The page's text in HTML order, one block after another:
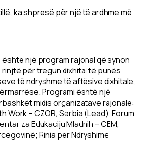
ka shpresë për një të ardhme më
është një program rajonal që synon
për tregun dixhital të punës
të ndryshme të aftësive dixhitale,
Programi është një
midis organizatave rajonale:
Work – CZOR, Serbia (Lead), Forum
za Edukaciju Mladnih – CEM,
Rinia për Ndryshime